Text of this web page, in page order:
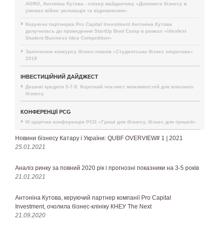
AGRO, Антоніна Кутова - спікер майданчику «Допомога бізнесу в
умовах війни: релокація та відновлення»
Керуюча партнерка Pro Capital Investment Антоніна Кутова
долучилась до проведення StartUp Boot Camp в рамках «Ideafest
Student Business Idea Competition»
Закінчення конкурсу бізнес-планів «Студентська бізнес ініціатива»
2019
ІНВЕСТИЦІЙНИЙ ДАЙДЖЕСТ
Дешеві кредити 5-7-9. Короткий чек-лист можливостей для власного
бізнесу
КОНФЕРЕНЦІЇ PCG
III щорічна конференція PCG «Гроші для бізнесу, бізнес для грошей»
Новини бізнесу Катару і України: QUBF OVERVIEW# 1 | 2021
25.01.2021
Аналіз ринку за повний 2020 рік і прогнозні показники на 3-5 років
21.01.2021
Антоніна Кутова, керуючий партнер компанії Pro Capital
Investment, очолила бізнес-клініку КНЕУ The Next
21.09.2020